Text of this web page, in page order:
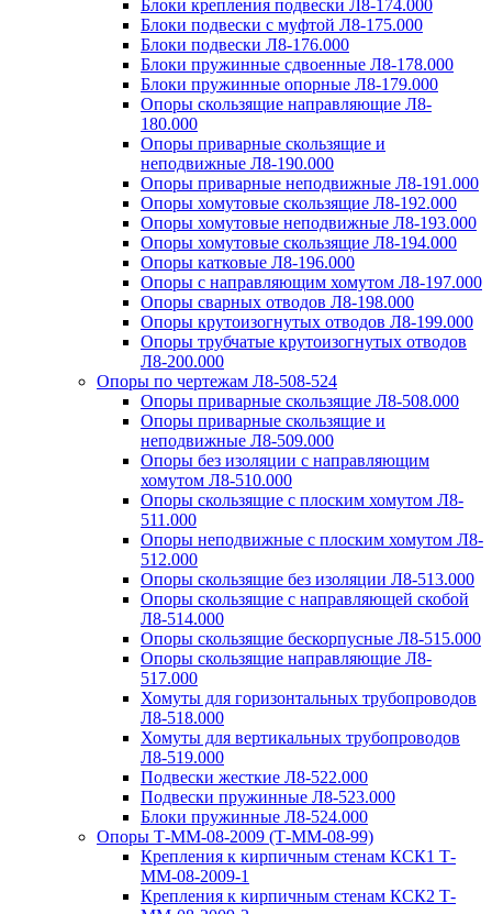
Блоки крепления подвески Л8-174.000
Блоки подвески с муфтой Л8-175.000
Блоки подвески Л8-176.000
Блоки пружинные сдвоенные Л8-178.000
Блоки пружинные опорные Л8-179.000
Опоры скользящие направляющие Л8-
180.000
Опоры приварные скользящие и
неподвижные Л8-190.000
Опоры приварные неподвижные Л8-191.000
Опоры хомутовые скользящие Л8-192.000
Опоры хомутовые неподвижные Л8-193.000
Опоры хомутовые скользящие Л8-194.000
Опоры катковые Л8-196.000
Опоры с направляющим хомутом Л8-197.000
Опоры сварных отводов Л8-198.000
Опоры крутоизогнутых отводов Л8-199.000
Опоры трубчатые крутоизогнутых отводов
Л8-200.000
Опоры по чертежам Л8-508-524
Опоры приварные скользящие Л8-508.000
Опоры приварные скользящие и
неподвижные Л8-509.000
Опоры без изоляции с направляющим
хомутом Л8-510.000
Опоры скользящие с плоским хомутом Л8-
511.000
Опоры неподвижные с плоским хомутом Л8-
512.000
Опоры скользящие без изоляции Л8-513.000
Опоры скользящие с направляющей скобой
Л8-514.000
Опоры скользящие бескорпусные Л8-515.000
Опоры скользящие направляющие Л8-
517.000
Хомуты для горизонтальных трубопроводов
Л8-518.000
Хомуты для вертикальных трубопроводов
Л8-519.000
Подвески жесткие Л8-522.000
Подвески пружинные Л8-523.000
Блоки пружинные Л8-524.000
Опоры Т-ММ-08-2009 (Т-ММ-08-99)
Крепления к кирпичным стенам КСК1 Т-
ММ-08-2009-1
Крепления к кирпичным стенам КСК2 Т-